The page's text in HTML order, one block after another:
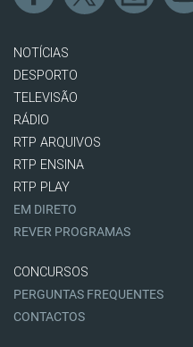
NOTÍCIAS
DESPORTO
TELEVISÃO
RÁDIO
RTP ARQUIVOS
RTP ENSINA
RTP PLAY
EM DIRETO
REVER PROGRAMAS
CONCURSOS
PERGUNTAS FREQUENTES
CONTACTOS